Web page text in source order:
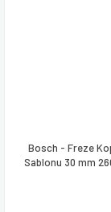
Bosch - Freze
Sablonu 30 mm